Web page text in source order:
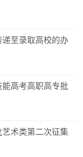
至录取高校的办
高考高职高专批
术类第二次征集